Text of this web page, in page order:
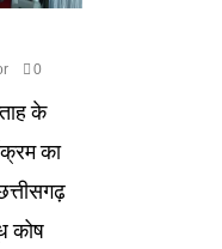
0
के
का
कोष